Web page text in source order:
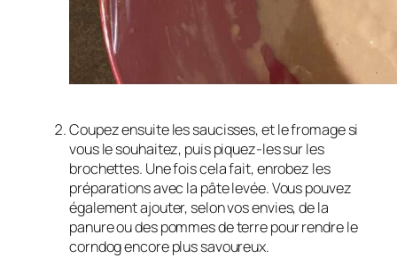
Coupez ensuite les saucisses, et le fromage si
vous le souhaitez, puis piquez-les sur les
brochettes. Une fois cela fait, enrobez les
préparations avec la pâte levée. Vous pouvez
également ajouter, selon vos envies, de la
panure ou des pommes de terre pour rendre le
corndog encore plus savoureux.